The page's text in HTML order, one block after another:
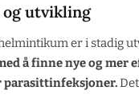
utvikling
er i stadig
å finne nye og mer